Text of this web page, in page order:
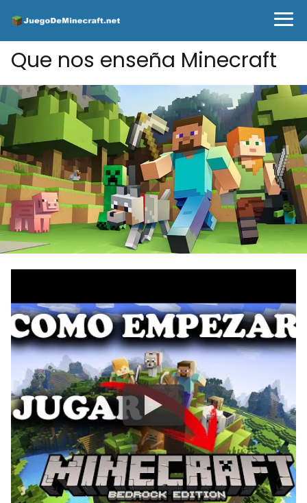
Que nos enseña Minecraft